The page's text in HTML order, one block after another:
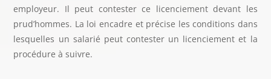
employeur. Il peut contester ce licenciement devant les
prud’hommes. La loi encadre et précise les conditions dans
lesquelles un salarié peut contester un licenciement et la
procédure à suivre.